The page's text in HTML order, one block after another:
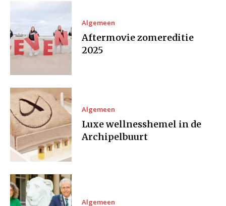
Algemeen
Aftermovie zomereditie
2025
Algemeen
Luxe wellnesshemel in de
Archipelbuurt
Algemeen